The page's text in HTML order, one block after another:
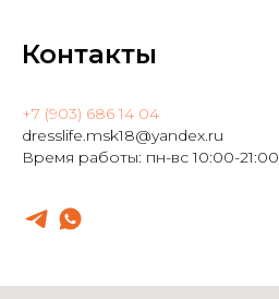
Контакты
+7 (903) 686 14 04
dresslife.msk18@yandex.ru
Время работы: пн-вс 10:00-21:00